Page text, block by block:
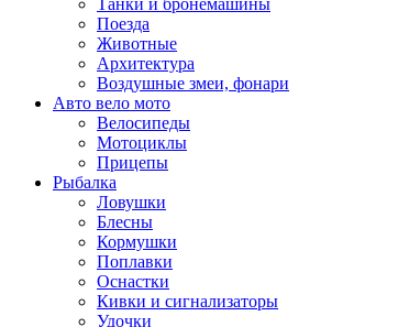
Танки и бронемашины
Поезда
Животные
Архитектура
Воздушные змеи, фонари
Авто вело мото
Велосипеды
Мотоциклы
Прицепы
Рыбалка
Ловушки
Блесны
Кормушки
Поплавки
Оснастки
Кивки и сигнализаторы
Удочки